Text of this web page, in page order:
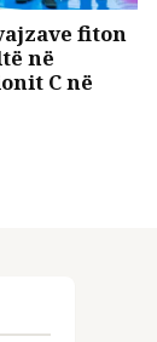
fiton
në
C në